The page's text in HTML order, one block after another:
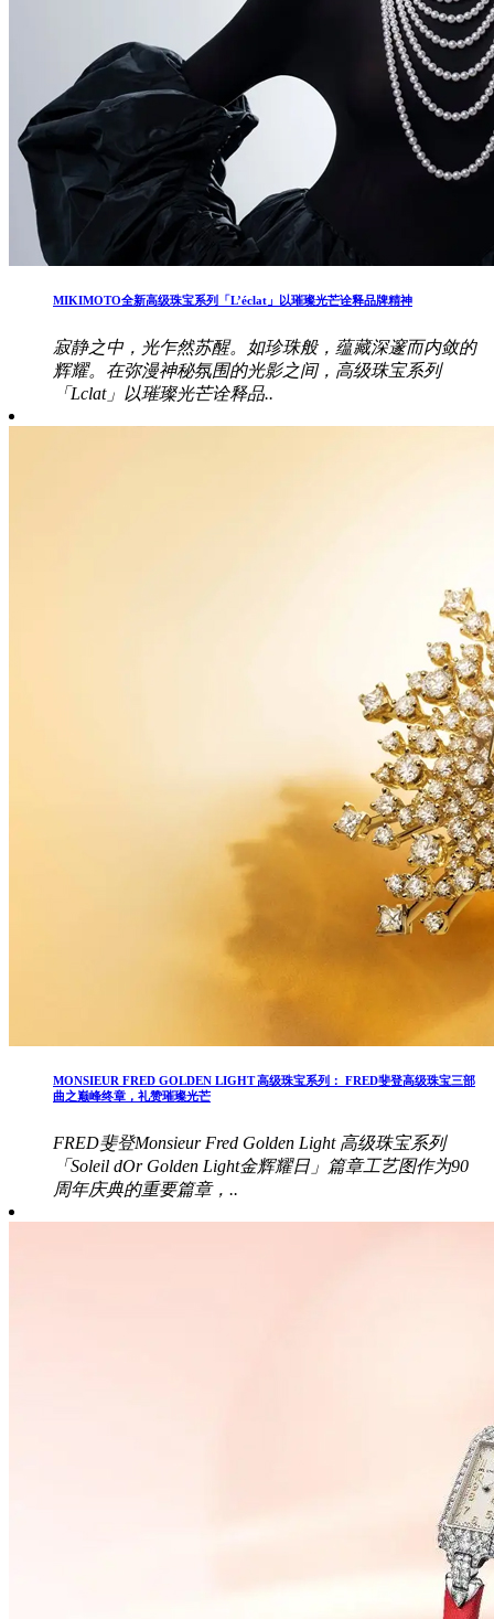
MIKIMOTO全新高级珠宝系列「L’éclat」以璀璨光芒诠释品牌精神
寂静之中，光乍然苏醒。如珍珠般，蕴藏深邃而内敛的
辉耀。在弥漫神秘氛围的光影之间，高级珠宝系列
「Lclat」以璀璨光芒诠释品..
MONSIEUR FRED GOLDEN LIGHT 高级珠宝系列： FRED斐登高级珠宝三部
曲之巅峰终章，礼赞璀璨光芒
FRED斐登Monsieur Fred Golden Light 高级珠宝系列
「Soleil dOr Golden Light金辉耀日」篇章工艺图作为90
周年庆典的重要篇章，..